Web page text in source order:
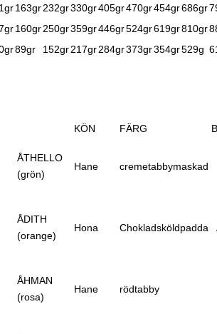
163gr232gr330gr405gr470gr454gr686gr
160gr250gr359gr446gr524gr619gr810gr
89gr 152gr217gr284gr373gr354gr529g
KÖN FÄRG
ÅTHELLO
(grön)
Hane cremetabbymaskad
ÅDITH
(orange)
Hona Chokladsköldpadda
ÅHMAN
(rosa)
Hane rödtabby